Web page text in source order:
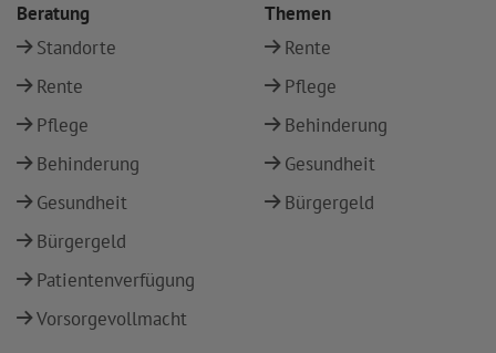
Beratung
Standorte
Rente
Pflege
Behinderung
Gesundheit
Bürgergeld
Patientenverfügung
Vorsorgevollmacht
Themen
Rente
Pflege
Behinderung
Gesundheit
Bürgergeld